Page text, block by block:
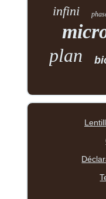
infini
plan